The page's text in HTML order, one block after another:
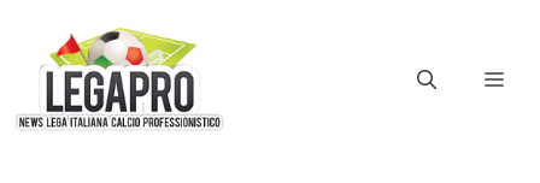
contenuto